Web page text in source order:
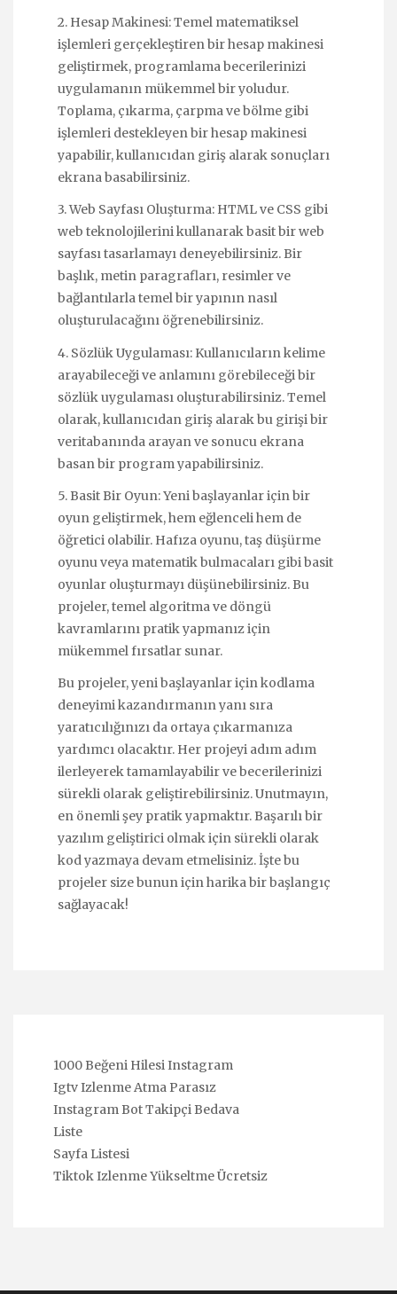
2. Hesap Makinesi: Temel matematiksel
işlemleri gerçekleştiren bir hesap makinesi
geliştirmek, programlama becerilerinizi
uygulamanın mükemmel bir yoludur.
Toplama, çıkarma, çarpma ve bölme gibi
işlemleri destekleyen bir hesap makinesi
yapabilir, kullanıcıdan giriş alarak sonuçları
ekrana basabilirsiniz.
3. Web Sayfası Oluşturma: HTML ve CSS gibi
web teknolojilerini kullanarak basit bir web
sayfası tasarlamayı deneyebilirsiniz. Bir
başlık, metin paragrafları, resimler ve
bağlantılarla temel bir yapının nasıl
oluşturulacağını öğrenebilirsiniz.
4. Sözlük Uygulaması: Kullanıcıların kelime
arayabileceği ve anlamını görebileceği bir
sözlük uygulaması oluşturabilirsiniz. Temel
olarak, kullanıcıdan giriş alarak bu girişi bir
veritabanında arayan ve sonucu ekrana
basan bir program yapabilirsiniz.
5. Basit Bir Oyun: Yeni başlayanlar için bir
oyun geliştirmek, hem eğlenceli hem de
öğretici olabilir. Hafıza oyunu, taş düşürme
oyunu veya matematik bulmacaları gibi basit
oyunlar oluşturmayı düşünebilirsiniz. Bu
projeler, temel algoritma ve döngü
kavramlarını pratik yapmanız için
mükemmel fırsatlar sunar.
Bu projeler, yeni başlayanlar için kodlama
deneyimi kazandırmanın yanı sıra
yaratıcılığınızı da ortaya çıkarmanıza
yardımcı olacaktır. Her projeyi adım adım
ilerleyerek tamamlayabilir ve becerilerinizi
sürekli olarak geliştirebilirsiniz. Unutmayın,
en önemli şey pratik yapmaktır. Başarılı bir
yazılım geliştirici olmak için sürekli olarak
kod yazmaya devam etmelisiniz. İşte bu
projeler size bunun için harika bir başlangıç
sağlayacak!
1000 Beğeni Hilesi Instagram
Igtv Izlenme Atma Parasız
Instagram Bot Takipçi Bedava
Liste
Sayfa Listesi
Tiktok Izlenme Yükseltme Ücretsiz